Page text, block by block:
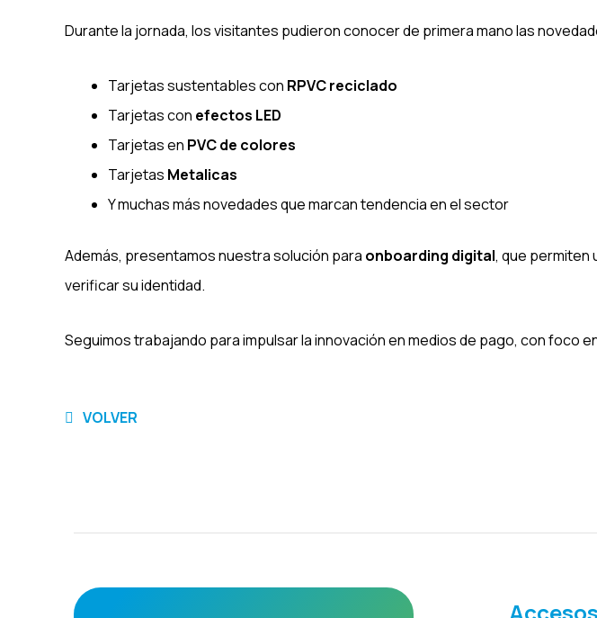
Durante la jornada, los visitantes pudieron conocer de primera mano las
Tarjetas sustentables con RPVC reciclado
Tarjetas con efectos LED
Tarjetas en PVC de colores
Tarjetas Metalicas
Y muchas más novedades que marcan tendencia en el sector
Además, presentamos nuestra solución para onboarding digital, que permiten
verificar su identidad.
Seguimos trabajando para impulsar la innovación en medios de pago, con foco
VOLVER